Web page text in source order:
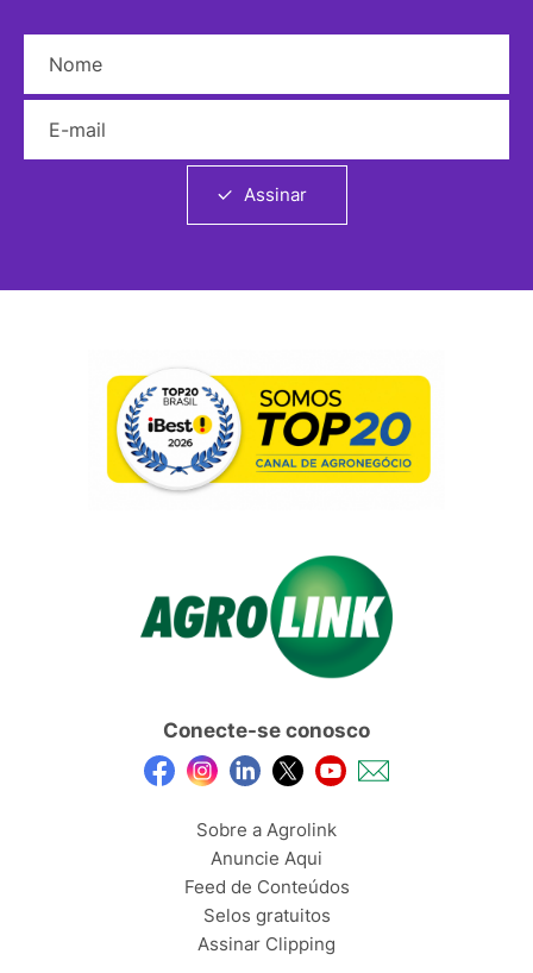
Assinar
Conecte-se conosco
Sobre a Agrolink
Anuncie Aqui
Feed de Conteúdos
Selos gratuitos
Assinar Clipping